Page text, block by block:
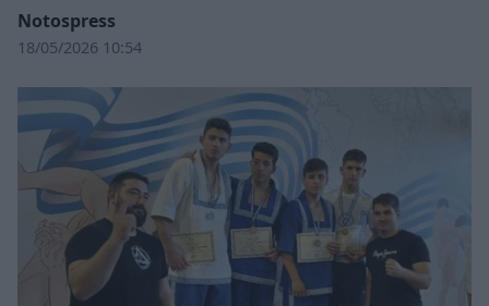
Notospress
18/05/2026 10:54